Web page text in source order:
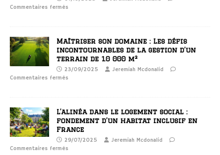
Commentaires fermés
Maîtriser son domaine : Les défis
incontournables de la gestion d’un
terrain de 10 000 m²
23/09/2025
Jeremiah Mcdonalid
Commentaires fermés
L’alinéa dans le logement social :
fondement d’un habitat inclusif en
France
29/07/2025
Jeremiah Mcdonalid
Commentaires fermés